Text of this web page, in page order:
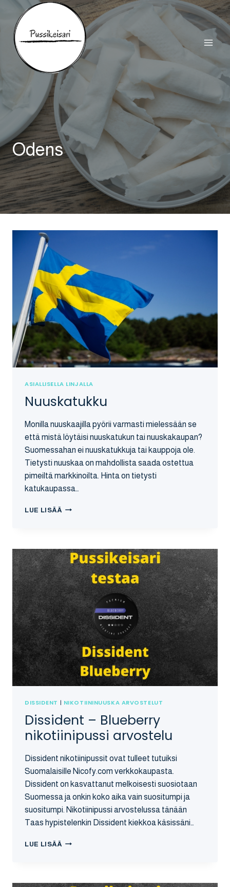
sisältöön
Odens
ASIALLISELLA LINJALLA
Nuuskatukku
Monilla nuuskaajilla pyörii varmasti mielessään se
että mistä löytäisi nuuskatukun tai nuuskakaupan?
Suomessahan ei nuuskatukkuja tai kauppoja ole.
Tietysti nuuskaa on mahdollista saada ostettua
pimeiltä markkinoilta. Hinta on tietysti
katukaupassa…
LUE LISÄÄ NUUSKATUKKU
DISSIDENT | NIKOTIININUUSKA ARVOSTELUT
Dissident – Blueberry
nikotiinipussi arvostelu
Dissident nikotiinipussit ovat tulleet tutuiksi
Suomalaisille Nicofy.com verkkokaupasta.
Dissident on kasvattanut melkoisesti suosiotaan
Suomessa ja onkin koko aika vain suositumpi ja
suositumpi. Nikotiinipussi arvostelussa tänään
Taas hypistelenkin Dissident kiekkoa käsissäni…
LUE LISÄÄ DISSIDENT
ARVOSTELU